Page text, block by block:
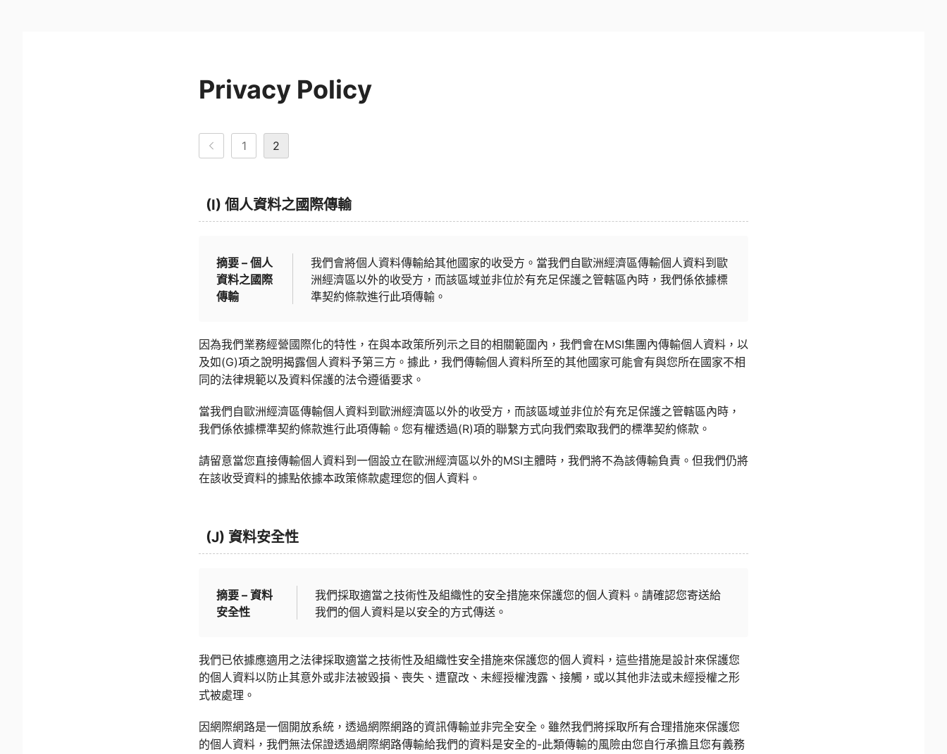
Privacy Policy
1 2
(I) 個人資料之國際傳輸
摘要 – 個人
資料之國際
傳輸
我們會將個人資料傳輸給其他國家的收受方。當我們自歐洲經濟區傳輸個人資料到歐
洲經濟區以外的收受方，而該區域並非位於有充足保護之管轄區內時，我們係依據標
準契約條款進行此項傳輸。
因為我們業務經營國際化的特性，在與本政策所列示之目的相關範圍內，我們會在MSI集團內傳輸個人資料，以
及如(G)項之說明揭露個人資料予第三方。據此，我們傳輸個人資料所至的其他國家可能會有與您所在國家不相
同的法律規範以及資料保護的法令遵循要求。
當我們自歐洲經濟區傳輸個人資料到歐洲經濟區以外的收受方，而該區域並非位於有充足保護之管轄區內時，
我們係依據標準契約條款進行此項傳輸。您有權透過(R)項的聯繫方式向我們索取我們的標準契約條款。
請留意當您直接傳輸個人資料到一個設立在歐洲經濟區以外的MSI主體時，我們將不為該傳輸負責。但我們仍將
在該收受資料的據點依據本政策條款處理您的個人資料。
(J) 資料安全性
摘要 – 資料
安全性
我們採取適當之技術性及組織性的安全措施來保護您的個人資料。請確認您寄送給
我們的個人資料是以安全的方式傳送。
我們已依據應適用之法律採取適當之技術性及組織性安全措施來保護您的個人資料，這些措施是設計來保護您
的個人資料以防止其意外或非法被毀損、喪失、遭竄改、未經授權洩露、接觸，或以其他非法或未經授權之形
式被處理。
因網際網路是一個開放系統，透過網際網路的資訊傳輸並非完全安全。雖然我們將採取所有合理措施來保護您
的個人資料，我們無法保證透過網際網路傳輸給我們的資料是安全的-此類傳輸的風險由您自行承擔且您有義務